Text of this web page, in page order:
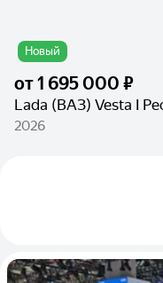
Новый
от1 695 000 ₽
Lada (ВАЗ) Vesta I
2026